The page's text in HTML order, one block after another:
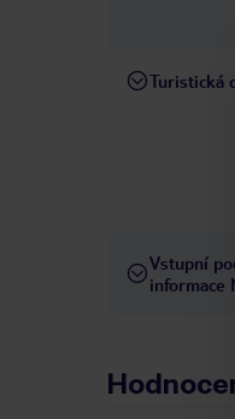
Turistická
Vstupní
informace